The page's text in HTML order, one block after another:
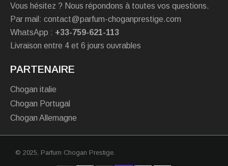
Vous hésitez ? Nous répondons à toutes vos questions.
Par mail: contact@parfum-choganprestige.com
WhatsApp : +33-759-621-113
Livraison entre 4 et 6 jours ouvrables
PARTENAIRE
Chogan italie
Chogan Portugal
Chogan Allemagne
© 2025, Parfum Chogan Prestige.